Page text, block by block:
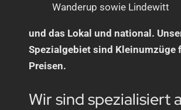
Wanderup sowie Lindewitt
und das Lokal und national.
Spezialgebiet sind Kleinumzüge
Preisen.
Wir sind spezialisiert